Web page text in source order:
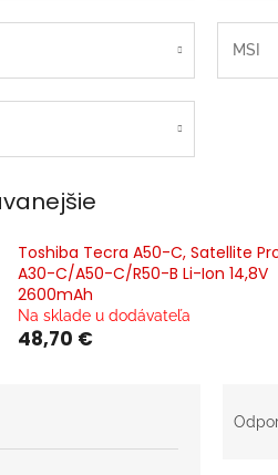
MSI
Toshiba Tecra A50-C, Satellite
A30-C/A50-C/R50-B Li-Ion 14,8V
2600mAh
Na sklade u dodávateľa
48,70 €
a